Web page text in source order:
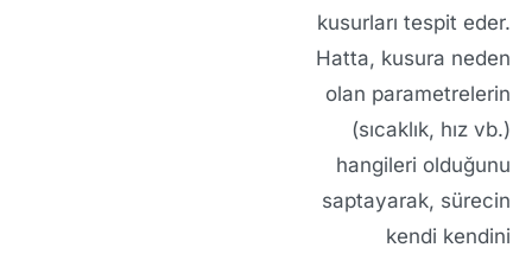
kusurları tespit eder.
Hatta, kusura neden
olan parametrelerin
(sıcaklık, hız vb.)
hangileri olduğunu
saptayarak, sürecin
kendi kendini